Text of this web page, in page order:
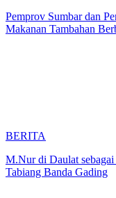
Pemprov Sumbar dan
Makanan Tambahan
BERITA
M.Nur di Daulat
Tabiang Banda Gading